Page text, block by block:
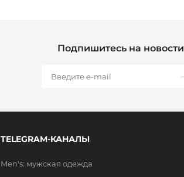
Подпишитесь на новости
TELEGRAM-КАНАЛЫ
Men's: мужская одежда